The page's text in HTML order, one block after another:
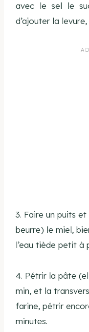
avec le sel le
d’ajouter la
3. Faire un puits et
beurre) le miel,
l’eau tiède petit à
4. Pétrir la pâte
min, et la
farine, pétrir
minutes.